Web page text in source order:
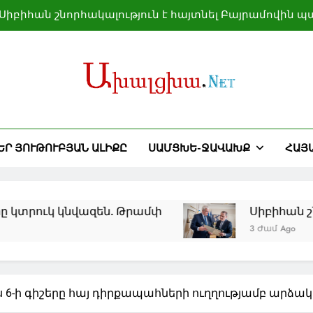
Սիբիհան շնորհակալություն է հայտնել Բայրամովին
Բաքվի տրամադրած
ՅՈՒԹՈՒԲՅԱՆ ԱԼԻՔԸ ՍԱՄՑԽԵ-ՋԱՎԱԽՔ
կնվազեն. Թրամփ Սիբիհան
3 Ժամ Ago
6-ի գիշերը հայ դիրքապահների ուղղությամբ